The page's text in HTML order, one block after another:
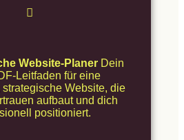
Website-Planer Dein
Leitfaden für eine
Website, die
aufbaut und dich
positioniert.